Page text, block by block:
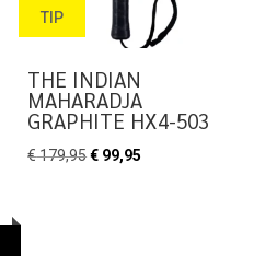
TIP
THE INDIAN
MAHARADJA
GRAPHITE HX4-503
€179,95Oorspronkelijke
€ 99,95